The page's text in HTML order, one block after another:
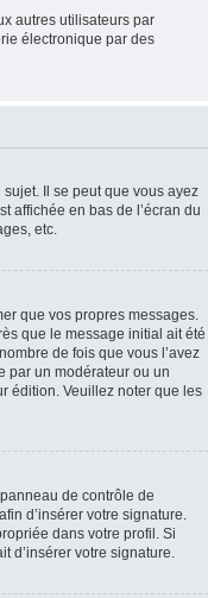
autres utilisateurs par
électronique par des
Il se peut que vous ayez
affichée en bas de l’écran du
etc.
que vos propres messages.
que le message initial ait été
de fois que vous l’avez
par un modérateur ou un
édition. Veuillez noter que les
de contrôle de
d’insérer votre signature.
dans votre profil. Si
d’insérer votre signature.